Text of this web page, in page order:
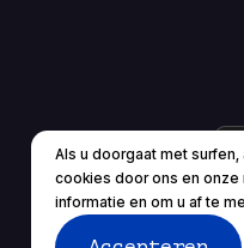
Als u doorgaat met
cookies door ons en onze
informatie en om u af te
© 2026 Alle